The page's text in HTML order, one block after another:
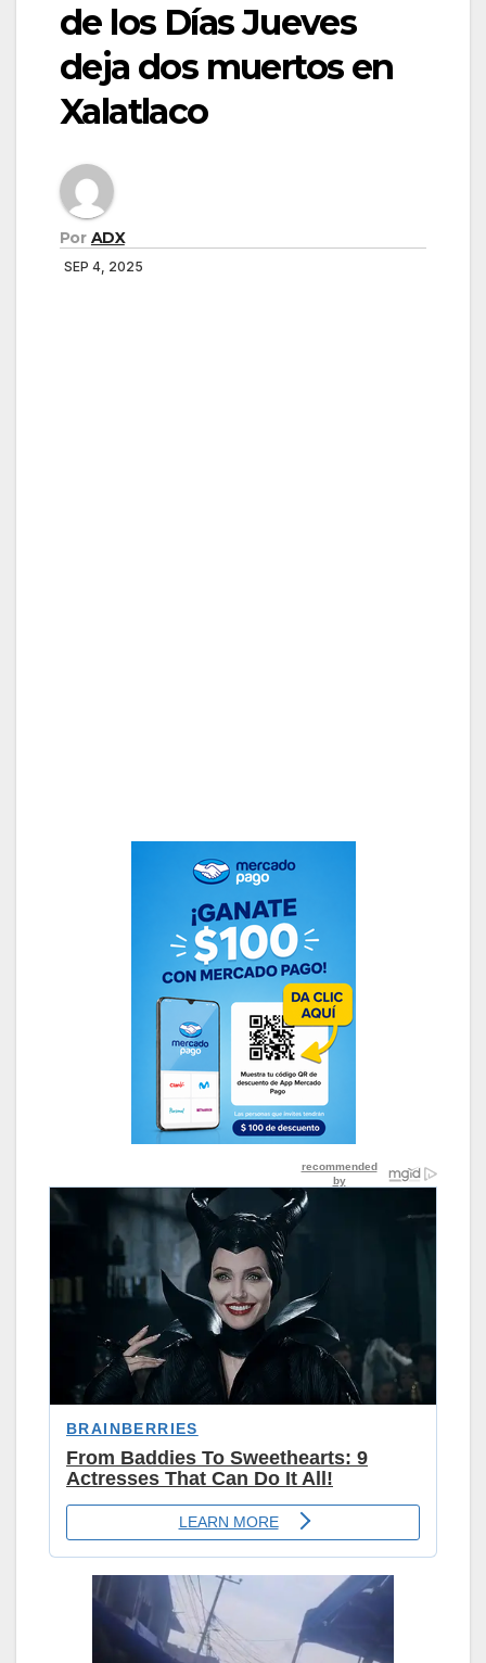
de los Días Jueves
deja dos muertos en
Xalatlaco
Por ADX
SEP 4, 2025